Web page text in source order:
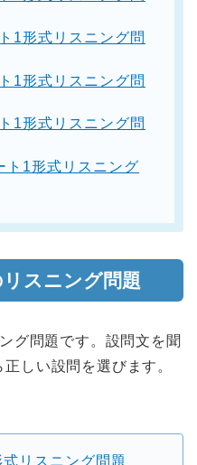
1形式リスニング問
1形式リスニング問
1形式リスニング問
ト1形式リスニング
スニング問題
グ問題です。設問文を聞
しい設問を選びます。
リスニング問題